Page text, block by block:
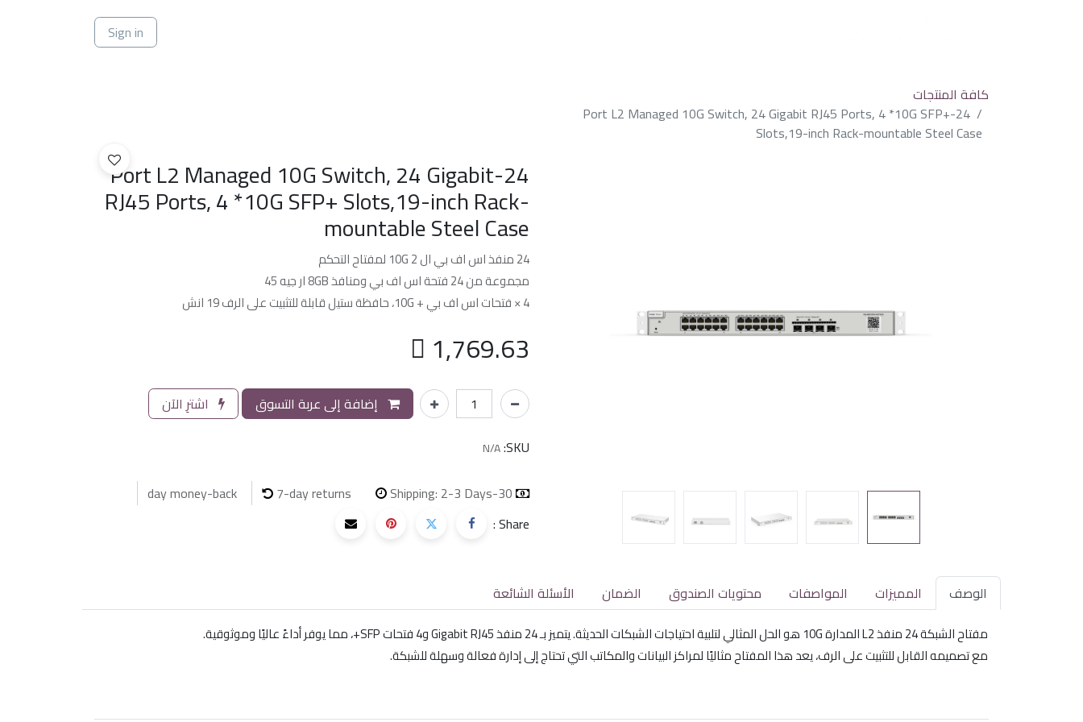
Sign in
كافة المنتجات
24-Port L2 Managed 10G Switch, 24 Gigabit RJ45 Ports, 4 *10G SFP+
Slots,19-inch Rack-mountable Steel Case
24-Port L2 Managed 10G Switch, 24 Gigabit
RJ45 Ports, 4 *10G SFP+ Slots,19-inch Rack-
mountable Steel Case
24 منفذ اس اف بي ال 2 10G لمفتاح التحكم
مجموعة من 24 فتحة اس اف بي ومنافذ 8GB ار جيه 45
4 × فتحات اس اف بي + 10G، حافظة ستيل قابلة للتثبيت على الرف 19 انش
 1,769.63
إضافة إلى عربة التسوق
اشترِ الآن
SKU:
N/A
30-day money-back
7-day returns
Shipping: 2-3 Days
Share :
الوصف المميزات المواصفات محتويات الصندوق الضمان الأسئلة الشائعة
مفتاح الشبكة 24 منفذ L2 المدارة 10G هو الحل المثالي لتلبية احتياجات الشبكات الحديثة. يتميز بـ 24 منفذ Gigabit RJ45 و4 فتحات SFP+، مما يوفر أداءً عاليًا وموثوقية.
مع تصميمه القابل للتثبيت على الرف، يعد هذا المفتاح مثاليًا لمراكز البيانات والمكاتب التي تحتاج إلى إدارة فعالة وسهلة للشبكة.